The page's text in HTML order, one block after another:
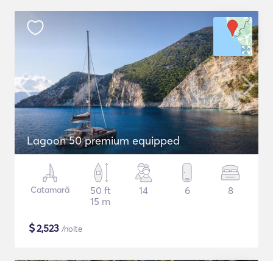
Lagoon 50 premium equipped
Catamarã
50 ft
15 m
14 6 8
$2,523 /noite